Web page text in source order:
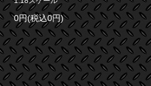
0円(税込0円)